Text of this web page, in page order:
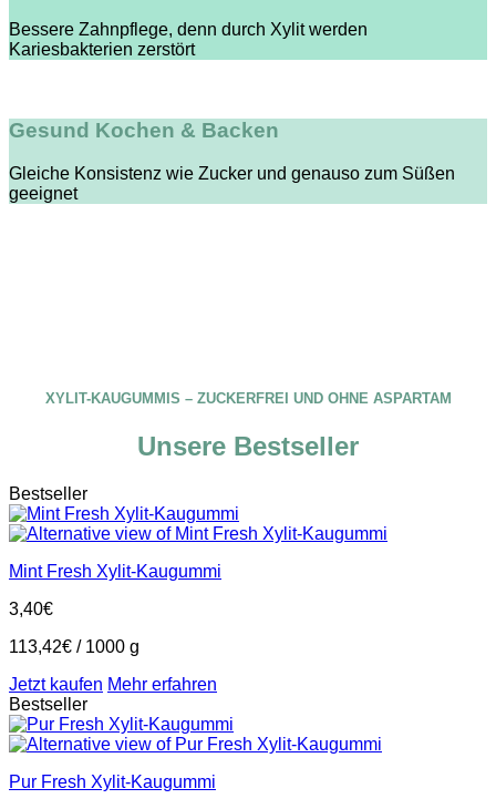
Bessere Zahnpflege, denn durch Xylit werden
Kariesbakterien zerstört
Gesund Kochen & Backen
Gleiche Konsistenz wie Zucker und genauso zum Süßen
geeignet
XYLIT-KAUGUMMIS – ZUCKERFREI UND OHNE ASPARTAM
Unsere Bestseller
Bestseller
Mint Fresh Xylit-Kaugummi
3,40€
113,42€ / 1000 g
Jetzt kaufen Mehr erfahren
Bestseller
Pur Fresh Xylit-Kaugummi